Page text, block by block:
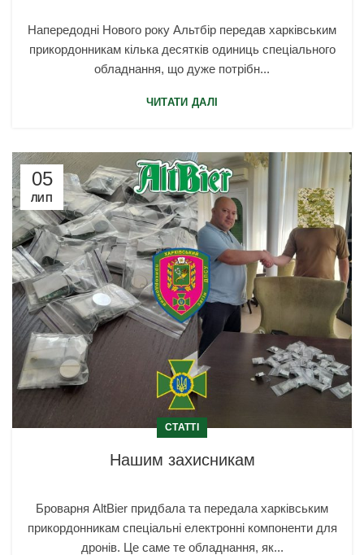
Напередодні Нового року Альтбір передав харківським
прикордонникам кілька десятків одиниць спеціального
обладнання, що дуже потрібн...
ЧИТАТИ ДАЛІ
05
ЛИП
СТАТТІ
Нашим захисникам
Броварня AltBier придбала та передала харківським
прикордонникам спеціальні електронні компоненти для
дронів. Це саме те обладнання, як...